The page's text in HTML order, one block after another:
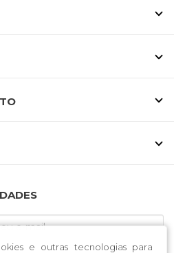
e outras tecnologias para